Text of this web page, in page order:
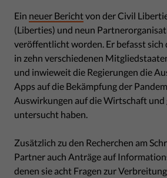
Ein neuer Berichtvon der Civil
(Liberties) und neun
veröffentlicht worden. Er befasst sich
in zehn verschiedenen
und inwieweit die Regierungen die
Apps auf die Bekämpfung der
Auswirkungen auf die Wirtschaft
untersucht haben.
Zusätzlich zu den Recherchen am
Partner auch Anträge auf
denen sie acht Fragen zur